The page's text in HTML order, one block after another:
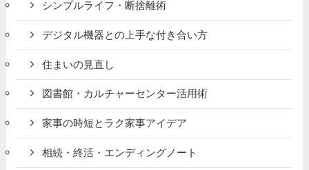
シンプルライフ・断捨離術
デジタル機器との上手な付き合い方
住まいの見直し
図書館・カルチャーセンター活用術
家事の時短とラク家事アイデア
相続・終活・エンディングノート